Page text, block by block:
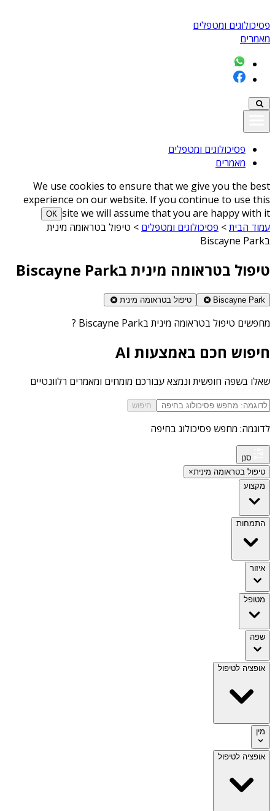
פסיכולוגים ומטפלים
מאמרים
פסיכולוגים ומטפלים
מאמרים
We use cookies to ensure that we give you the best
experience on our website. If you continue to use this
site we will assume that you are happy with it
ОК
עמוד הבית> פסיכולוגים ומטפלים > טיפול בטראומה מינית
בBiscayne Park
טיפול בטראומה מינית בBiscayne Park
Biscayne Park טיפול בטראומה מינית
מחפשים טיפול בטראומה מינית בBiscayne Park ?
חיפוש חכם באמצעות AI
שאלו בשפה חופשית ונמצא עבורכם מומחים ומאמרים רלוונטיים
חיפוש
לדוגמה: מחפש פסיכולוג בחיפה
סנן
טיפול בטראומה מינית×
מקצוע
התמחות
איזור
מטופל
שפה
אופציה לטיפול
מין
אופציה לטיפול